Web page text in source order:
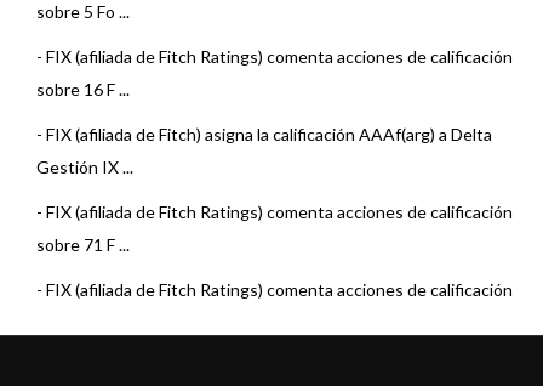
sobre 5 Fo ...
- FIX (afiliada de Fitch Ratings) comenta acciones de calificación
sobre 16 F ...
- FIX (afiliada de Fitch) asigna la calificación AAAf(arg) a Delta
Gestión IX ...
- FIX (afiliada de Fitch Ratings) comenta acciones de calificación
sobre 71 F ...
- FIX (afiliada de Fitch Ratings) comenta acciones de calificación